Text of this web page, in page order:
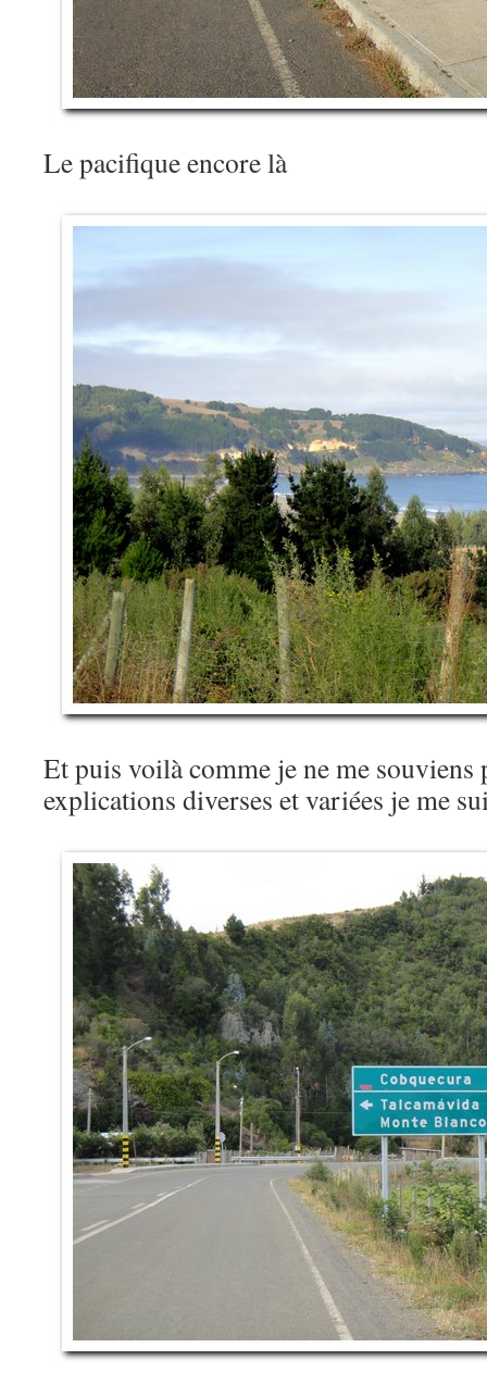
Le pacifique encore là
Et puis voilà comme je ne me souviens
explications diverses et variées je me